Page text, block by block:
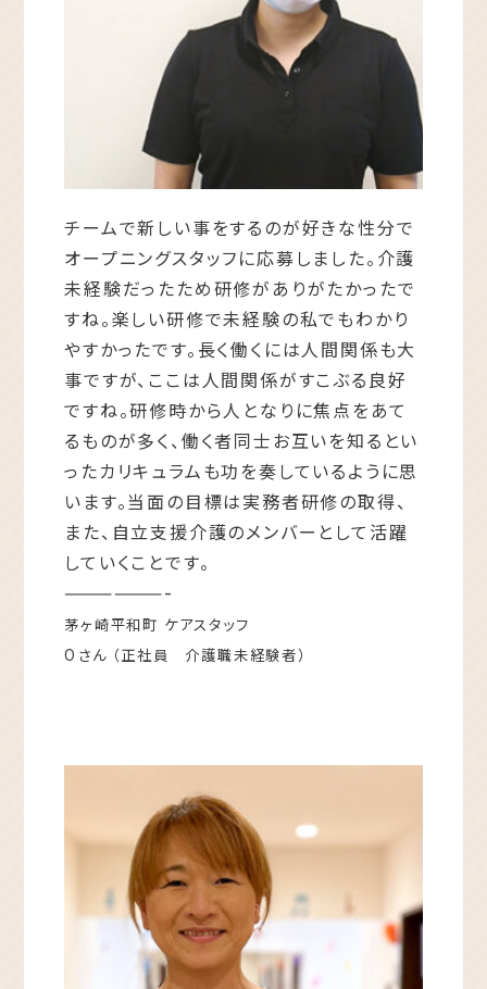
チームで新しい事をするのが好きな性分で
オープニングスタッフに応募しました。介護
未経験だったため研修がありがたかったで
すね。楽しい研修で未経験の私でもわかり
やすかったです。長く働くには人間関係も大
事ですが、ここは人間関係がすこぶる良好
ですね。研修時から人となりに焦点をあて
るものが多く、働く者同士お互いを知るとい
ったカリキュラムも功を奏しているように思
います。当面の目標は実務者研修の取得、
また、自立支援介護のメンバーとして活躍
していくことです。
——————-
茅ヶ崎平和町 ケアスタッフ
Oさん （正社員 介護職未経験者）